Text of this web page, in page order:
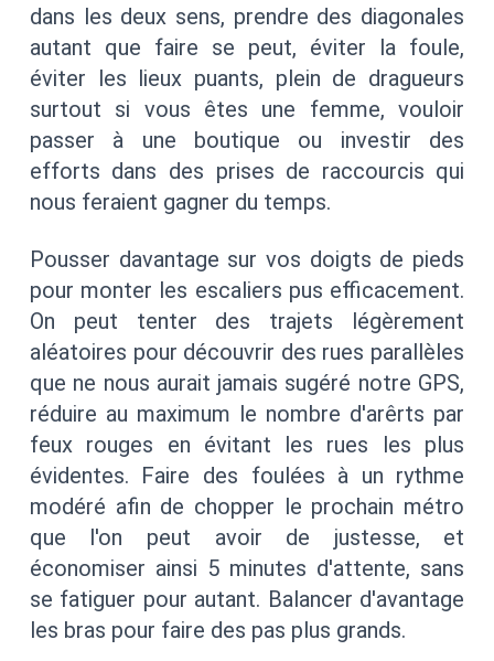
dans les deux sens, prendre des diagonales
autant que faire se peut, éviter la foule,
éviter les lieux puants, plein de dragueurs
surtout si vous êtes une femme, vouloir
passer à une boutique ou investir des
efforts dans des prises de raccourcis qui
nous feraient gagner du temps.
Pousser davantage sur vos doigts de pieds
pour monter les escaliers pus efficacement.
On peut tenter des trajets légèrement
aléatoires pour découvrir des rues parallèles
que ne nous aurait jamais sugéré notre GPS,
réduire au maximum le nombre d'arêrts par
feux rouges en évitant les rues les plus
évidentes. Faire des foulées à un rythme
modéré afin de chopper le prochain métro
que l'on peut avoir de justesse, et
économiser ainsi 5 minutes d'attente, sans
se fatiguer pour autant. Balancer d'avantage
les bras pour faire des pas plus grands.